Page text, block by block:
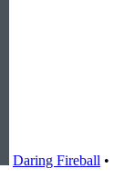
Daring Fireball •